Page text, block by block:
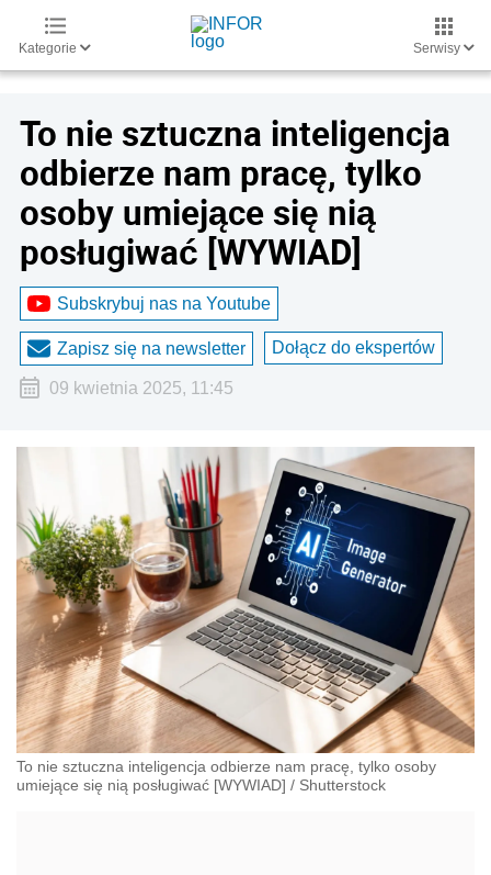
Kategorie Serwisy
To nie sztuczna inteligencja
odbierze nam pracę, tylko
osoby umiejące się nią
posługiwać [WYWIAD]
Subskrybuj nas na Youtube
Zapisz się na newsletter Dołącz do ekspertów
09 kwietnia 2025, 11:45
To nie sztuczna inteligencja odbierze nam pracę, tylko osoby
umiejące się nią posługiwać [WYWIAD] / Shutterstock